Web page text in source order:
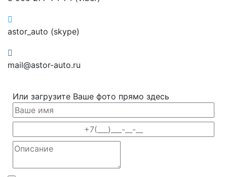
astor_auto (skype)
mail@astor-auto.ru
Или загрузите Ваше фото прямо здесь